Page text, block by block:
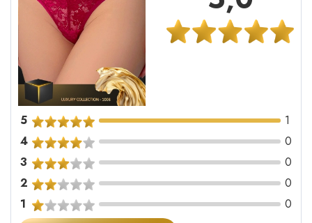
5
1
4
0
3
0
2
0
1
0